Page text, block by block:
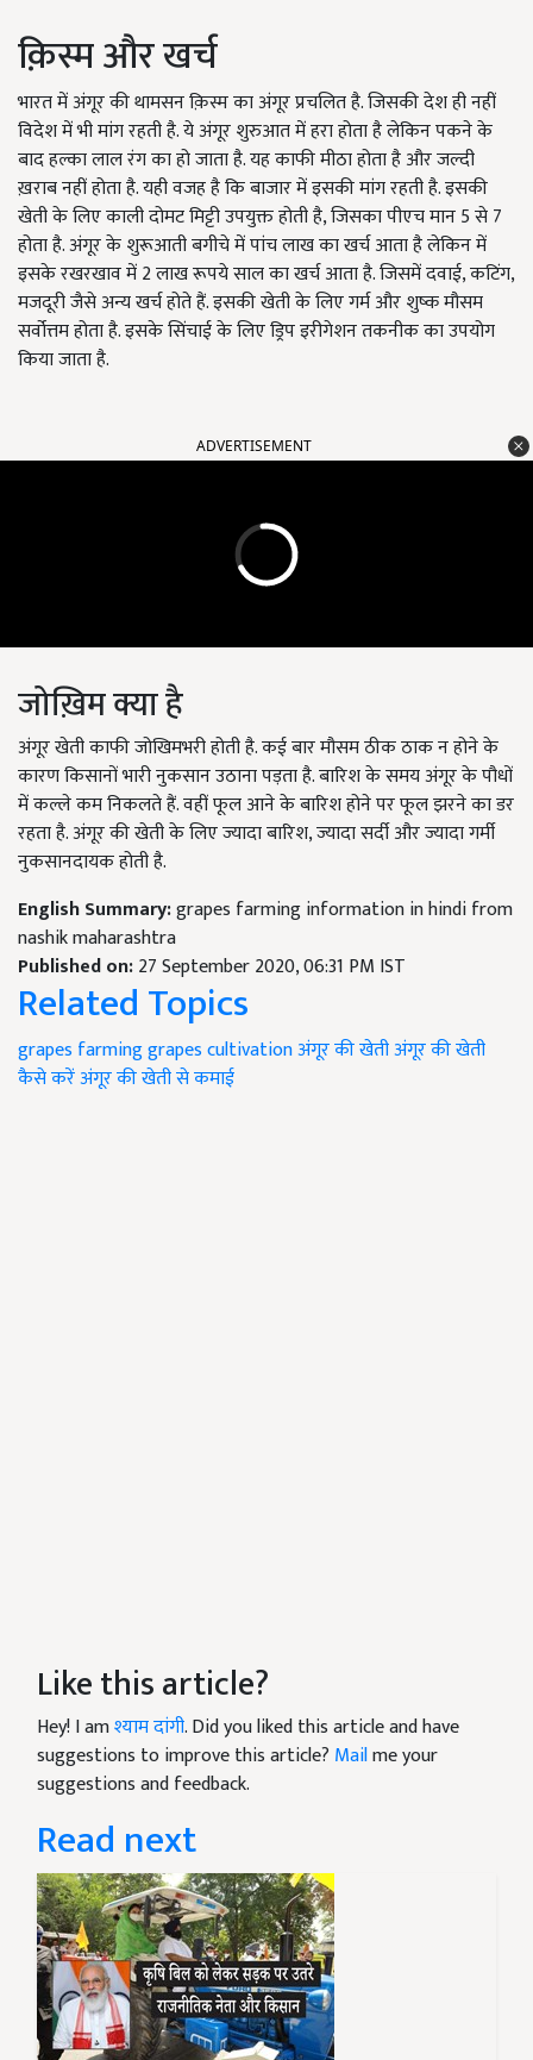
क़िस्म और खर्च
भारत में अंगूर की थामसन क़िस्म का अंगूर प्रचलित है. जिसकी देश ही नहीं
विदेश में भी मांग रहती है. ये अंगूर शुरुआत में हरा होता है लेकिन पकने के
बाद हल्का लाल रंग का हो जाता है. यह काफी मीठा होता है और जल्दी
ख़राब नहीं होता है. यही वजह है कि बाजार में इसकी मांग रहती है. इसकी
खेती के लिए काली दोमट मिट्टी उपयुक्त होती है, जिसका पीएच मान 5 से 7
होता है. अंगूर के शुरूआती बगीचे में पांच लाख का खर्च आता है लेकिन में
इसके रखरखाव में 2 लाख रूपये साल का खर्च आता है. जिसमें दवाई, कटिंग,
मजदूरी जैसे अन्य खर्च होते हैं. इसकी खेती के लिए गर्म और शुष्क मौसम
सर्वोत्तम होता है. इसके सिंचाई के लिए ड्रिप इरीगेशन तकनीक का उपयोग
किया जाता है.
ADVERTISEMENT
जोख़िम क्या है
अंगूर खेती काफी जोखिमभरी होती है. कई बार मौसम ठीक ठाक न होने के
कारण किसानों भारी नुकसान उठाना पड़ता है. बारिश के समय अंगूर के पौधों
में कल्ले कम निकलते हैं. वहीं फूल आने के बारिश होने पर फूल झरने का डर
रहता है. अंगूर की खेती के लिए ज्यादा बारिश, ज्यादा सर्दी और ज्यादा गर्मी
नुकसानदायक होती है.
English Summary:grapes farming information in hindi from
nashik maharashtra
Published on:27 September 2020, 06:31 PM IST
Related Topics
grapes farminggrapes cultivationअंगूर की खेतीअंगूर की खेती
कैसे करेंअंगूर की खेती से कमाई
Like this article?
Hey! I amश्याम दांगी. Did you liked this article and have
suggestions to improve this article? Mailme your
suggestions and feedback.
Read next